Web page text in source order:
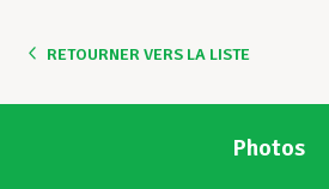
RETOURNER VERS LA LISTE
Photos